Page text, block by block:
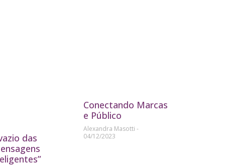
das
Conectando Marcas
e Público
Alexandra Masotti
04/12/2023